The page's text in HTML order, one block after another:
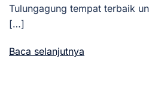
Tulungagung tempat terbaik
[…]
Baca selanjutnya